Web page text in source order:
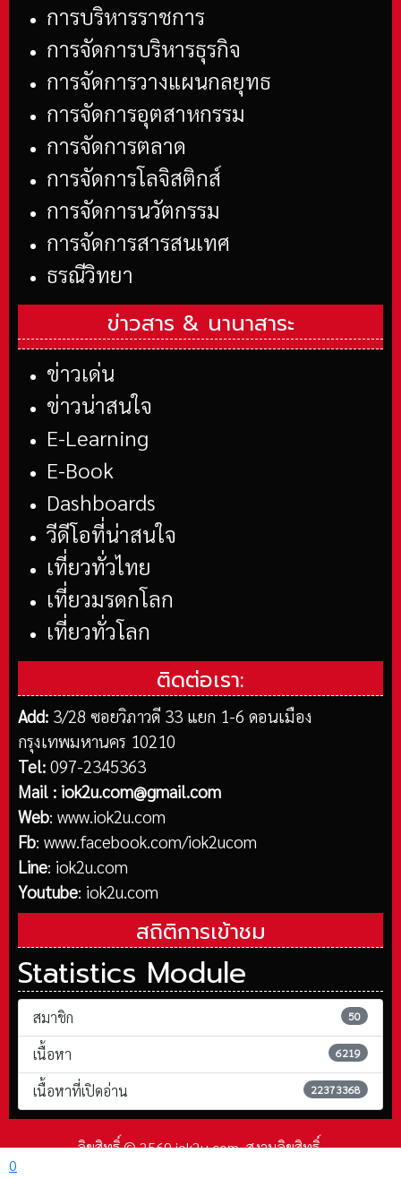
0
การบริหารราชการ
การจัดการบริหารธุรกิจ
การจัดการวางแผนกลยุทธ
การจัดการอุตสาหกรรม
การจัดการตลาด
การจัดการโลจิสติกส์
การจัดการนวัตกรรม
การจัดการสารสนเทศ
ธรณีวิทยา
ข่าวสาร & นานาสาระ
ข่าวเด่น
ข่าวน่าสนใจ
E-Learning
E-Book
Dashboards
วีดีโอที่น่าสนใจ
เที่ยวทั่วไทย
เที่ยวมรดกโลก
เที่ยวทั่วโลก
ติดต่อเรา:
Add: 3/28 ซอยวิภาวดี 33 แยก 1-6 ดอนเมือง
กรุงเทพมหานคร 10210
Tel: 097-2345363
Mail : iok2u.com@gmail.com
Web: www.iok2u.com
Fb: www.facebook.com/iok2ucom
Line: iok2u.com
Youtube: iok2u.com
สถิติการเข้าชม
Statistics Module
สมาชิก 50
เนื้อหา 6219
เนื้อหาที่เปิดอ่าน 22373368
ลิขสิทธิ์ © 2569 iok2u.com. สงวนลิขสิทธิ์.